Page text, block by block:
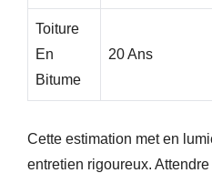
Toiture
En
Bitume
20 Ans
Cette estimation met en
entretien rigoureux.